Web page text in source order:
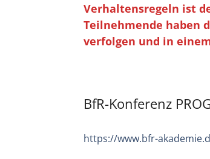
Verhaltensregeln ist
Teilnehmende haben
verfolgen und in
BfR-Konferenz
https://www.bfr-